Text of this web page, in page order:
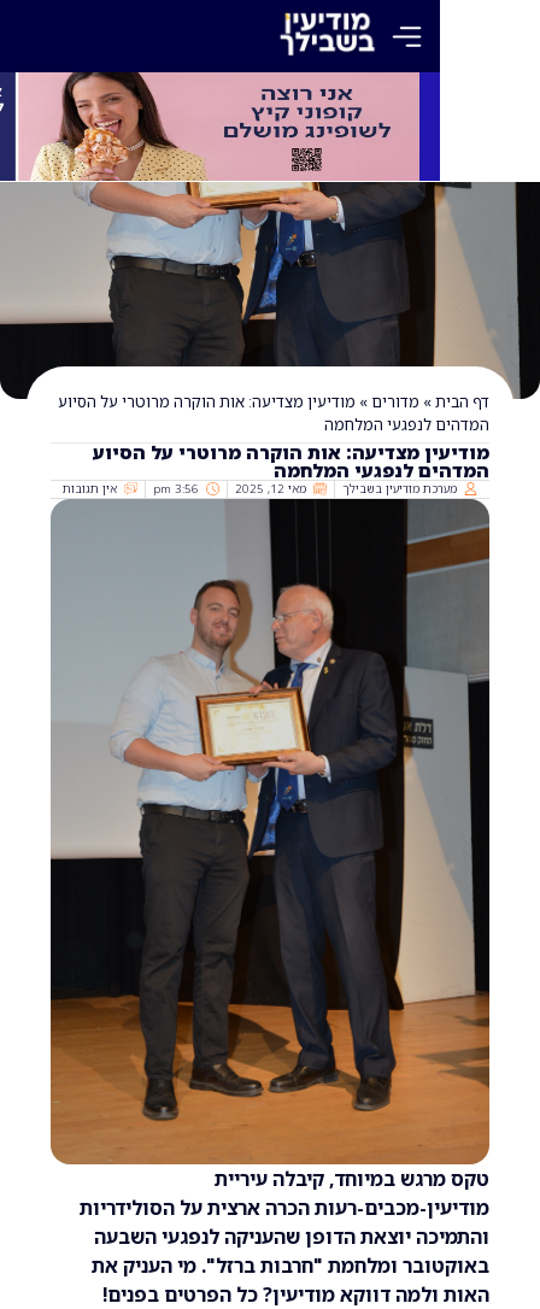
»מדורים »מודיעין מצדיעה: אות הוקרה מרוטרי על הסיוע
לנפגעי המלחמה
מצדיעה: אות הוקרה מרוטרי על הסיוע
לנפגעי המלחמה
מודיעין בשבילך מאי 12, 2025 3:56 pm אין תגובות
במיוחד, קיבלה עיריית
מכבים-רעות הכרה ארצית על הסולידריות
יוצאת הדופן שהעניקה לנפגעי השבעה
ומלחמת "חרבות ברזל". מי העניק את
דווקא מודיעין? כל הפרטים בפנים!